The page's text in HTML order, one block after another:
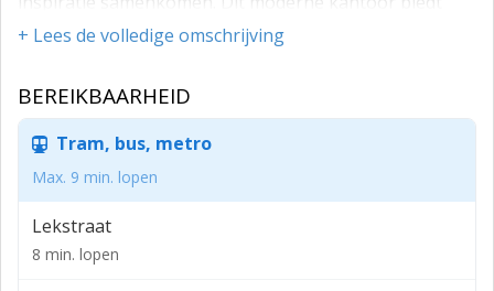
niet alleen een ideale werkruimte, maar ook een
motiverende werkomgeving.
Kenmerken:
Strategisch gelegen nabij belangrijke verkeersader,
met uitstekende verbindingen naar Rotterdam en de
A20. De Mercuriusweg 10 – 12 te Schiedam is gelegen
+ Lees de volledige omschrijving
BEREIKBAARHEID
Tram, bus, metro
Max. 9 min. lopen
Lekstraat
8 min. lopen